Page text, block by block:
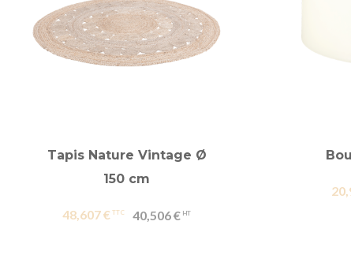
Tapis Nature Vintage Ø
150 cm
48,607 € 40,506 €